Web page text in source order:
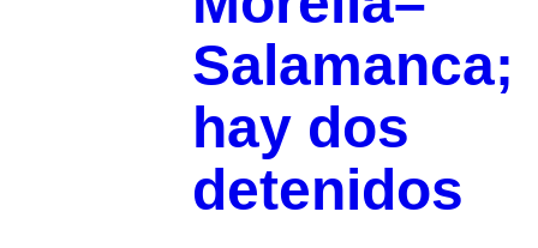
Salamanca;
hay dos
detenidos